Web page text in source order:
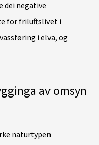
dei negative
for friluftslivet i
i elva, og
av omsyn
naturtypen